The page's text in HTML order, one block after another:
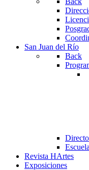
San Juan del Río
Back
Revista HArtes
Exposiciones